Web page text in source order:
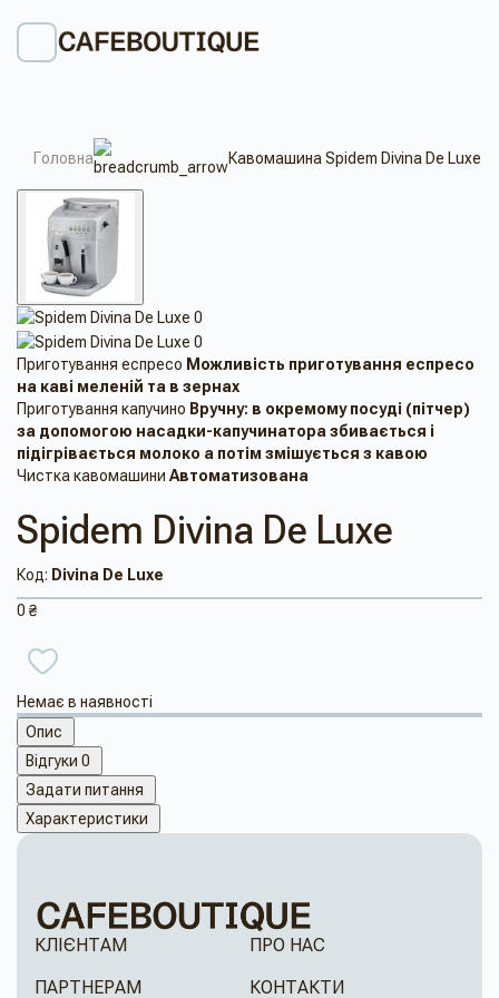
Головна Кавомашина Spidem Divina De Luxe
Приготування еспресо Можливість приготування еспресо
на кавi меленiй та в зернах
Приготування капучино Вручну: в ​​окремому посуді (пітчер)
за допомогою насадки-капучинатора збивається і
підігрівається молоко а потім змішується з кавою
Чистка кавомашини Автоматизована
Spidem Divina De Luxe
Код: Divina De Luxe
0 ₴
Немає в наявності
Опис
Відгуки 0
Задати питання
Характеристики
КЛІЄНТАМ
ПАРТНЕРАМ
ПРО НАС
КОНТАКТИ